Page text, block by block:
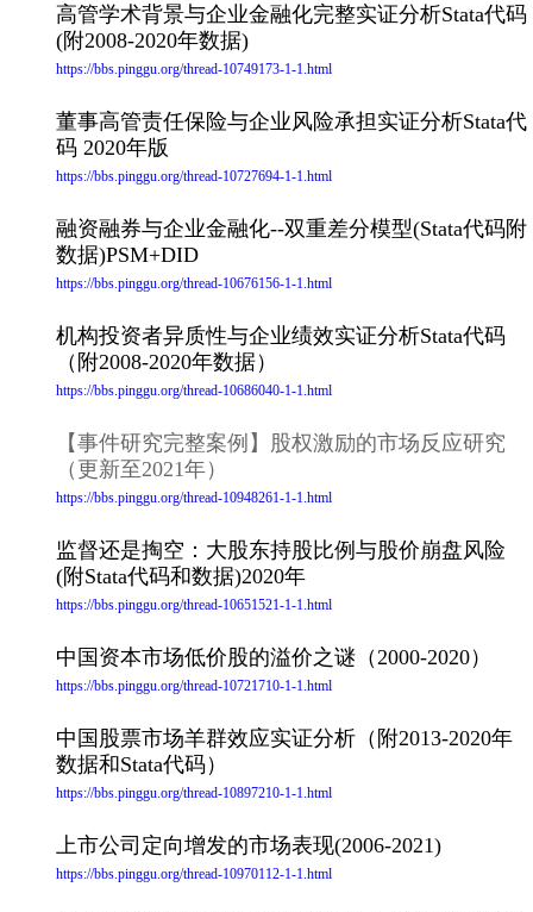
高管学术背景与企业金融化完整实证分析Stata代码
(附2008-2020年数据)
https://bbs.pinggu.org/thread-10749173-1-1.html
董事高管责任保险与企业风险承担实证分析Stata代
码 2020年版
https://bbs.pinggu.org/thread-10727694-1-1.html
融资融券与企业金融化--双重差分模型(Stata代码附
数据)PSM+DID
https://bbs.pinggu.org/thread-10676156-1-1.html
机构投资者异质性与企业绩效实证分析Stata代码
（附2008-2020年数据）
https://bbs.pinggu.org/thread-10686040-1-1.html
【事件研究完整案例】股权激励的市场反应研究
（更新至2021年）
https://bbs.pinggu.org/thread-10948261-1-1.html
监督还是掏空：大股东持股比例与股价崩盘风险
(附Stata代码和数据)2020年
https://bbs.pinggu.org/thread-10651521-1-1.html
中国资本市场低价股的溢价之谜（2000-2020）
https://bbs.pinggu.org/thread-10721710-1-1.html
中国股票市场羊群效应实证分析（附2013-2020年
数据和Stata代码）
https://bbs.pinggu.org/thread-10897210-1-1.html
上市公司定向增发的市场表现(2006-2021)
https://bbs.pinggu.org/thread-10970112-1-1.html